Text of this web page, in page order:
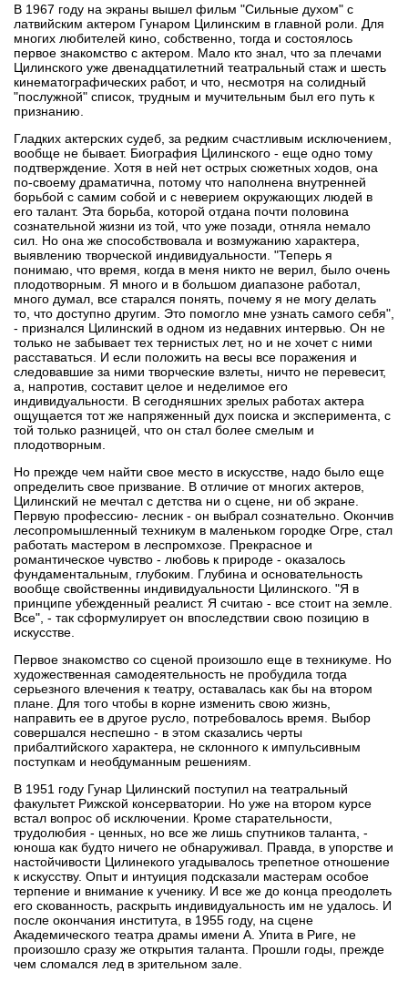
В 1967 году на экраны вышел фильм "Сильные духом" с
латвийским актером Гунаром Цилинским в главной роли. Для
многих любителей кино, собственно, тогда и состоялось
первое знакомство с актером. Мало кто знал, что за плечами
Цилинского уже двенадцатилетний театральный стаж и шесть
кинематографических работ, и что, несмотря на солидный
"послужной" список, трудным и мучительным был его путь к
признанию.
Гладких актерских судеб, за редким счастливым исключением,
вообще не бывает. Биография Цилинского - еще одно тому
подтверждение. Хотя в ней нет острых сюжетных ходов, она
по-своему драматична, потому что наполнена внутренней
борьбой с самим собой и с неверием окружающих людей в
его талант. Эта борьба, которой отдана почти половина
сознательной жизни из той, что уже позади, отняла немало
сил. Но она же способствовала и возмужанию характера,
выявлению творческой индивидуальности. "Теперь я
понимаю, что время, когда в меня никто не верил, было очень
плодотворным. Я много и в большом диапазоне работал,
много думал, все старался понять, почему я не могу делать
то, что доступно другим. Это помогло мне узнать самого себя",
- признался Цилинский в одном из недавних интервью. Он не
только не забывает тех тернистых лет, но и не хочет с ними
расставаться. И если положить на весы все поражения и
следовавшие за ними творческие взлеты, ничто не перевесит,
а, напротив, составит целое и неделимое его
индивидуальности. В сегодняшних зрелых работах актера
ощущается тот же напряженный дух поиска и эксперимента, с
той только разницей, что он стал более смелым и
плодотворным.
Но прежде чем найти свое место в искусстве, надо было еще
определить свое призвание. В отличие от многих актеров,
Цилинский не мечтал с детства ни о сцене, ни об экране.
Первую профессию- лесник - он выбрал сознательно. Окончив
лесопромышленный техникум в маленьком городке Огре, стал
работать мастером в леспромхозе. Прекрасное и
романтическое чувство - любовь к природе - оказалось
фундаментальным, глубоким. Глубина и основательность
вообще свойственны индивидуальности Цилинского. "Я в
принципе убежденный реалист. Я считаю - все стоит на земле.
Все", - так сформулирует он впоследствии свою позицию в
искусстве.
Первое знакомство со сценой произошло еще в техникуме. Но
художественная самодеятельность не пробудила тогда
серьезного влечения к театру, оставалась как бы на втором
плане. Для того чтобы в корне изменить свою жизнь,
направить ее в другое русло, потребовалось время. Выбор
совершался неспешно - в этом сказались черты
прибалтийского характера, не склонного к импульсивным
поступкам и необдуманным решениям.
В 1951 году Гунар Цилинский поступил на театральный
факультет Рижской консерватории. Но уже на втором курсе
встал вопрос об исключении. Кроме старательности,
трудолюбия - ценных, но все же лишь спутников таланта, -
юноша как будто ничего не обнаруживал. Правда, в упорстве и
настойчивости Цилинекого угадывалось трепетное отношение
к искусству. Опыт и интуиция подсказали мастерам особое
терпение и внимание к ученику. И все же до конца преодолеть
его скованность, раскрыть индивидуальность им не удалось. И
после окончания института, в 1955 году, на сцене
Академического театра драмы имени А. Упита в Риге, не
произошло сразу же открытия таланта. Прошли годы, прежде
чем сломался лед в зрительном зале.